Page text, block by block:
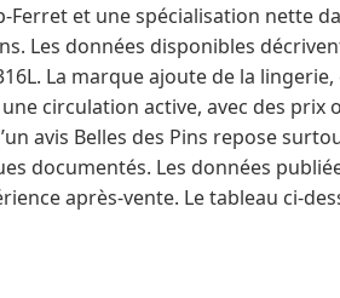
Ferret et une spécialisation nette
Les données disponibles
La marque ajoute de la
circulation active, avec des prix
avis Belles des Pins repose
documentés. Les données
après-vente. Le tableau ci-